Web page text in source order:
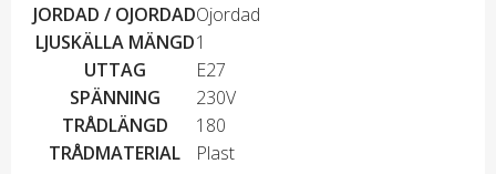
JORDAD / OJORDADOjordad
LJUSKÄLLA MÄNGD1
UTTAG
E27
SPÄNNING
230V
TRÅDLÄNGD
180
TRÅDMATERIAL
Plast